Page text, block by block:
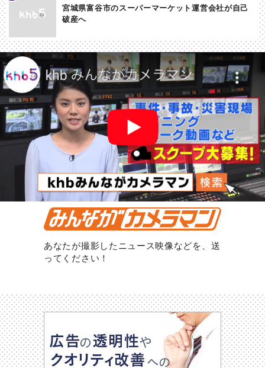
宮城県富谷市のスーパーマーケット運営会社が自己
破産へ
あなたが撮影したニュース映像などを、送
ってください！